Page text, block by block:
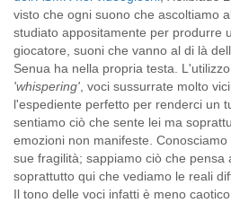
visto che ogni suono che ascoltiamo
studiato appositamente per produrre
giocatore, suoni che vanno al di là
Senua ha nella propria testa.
'whispering' , voci sussurrate molto
l'espediente perfetto per renderci un
sentiamo ciò che sente lei ma
emozioni non manifeste.
sue fragilità; sappiamo ciò che pensa
soprattutto qui che vediamo le reali
Il tono delle voci infatti è meno